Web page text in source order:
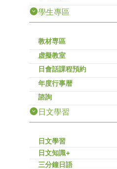
學生專區
教材専區
虚擬教室
日會話課程預約
年度行事暦
諮詢
日文學習
日文學習
日文知識+
三分鐘日語